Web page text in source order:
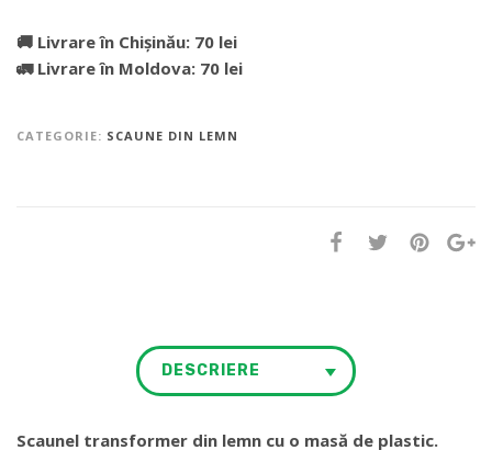
🚚 Livrare în Chișinău: 70 lei
🚛 Livrare în Moldova: 70 lei
CATEGORIE: SCAUNE DIN LEMN
DESCRIERE
Scaunel transformer din lemn cu o masă de plastic.